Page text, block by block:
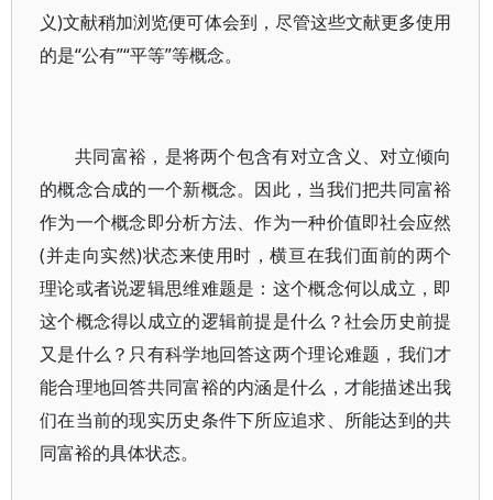
义)文献稍加浏览便可体会到，尽管这些文献更多使用
的是“公有”“平等”等概念。
共同富裕，是将两个包含有对立含义、对立倾向
的概念合成的一个新概念。因此，当我们把共同富裕
作为一个概念即分析方法、作为一种价值即社会应然
(并走向实然)状态来使用时，横亘在我们面前的两个
理论或者说逻辑思维难题是：这个概念何以成立，即
这个概念得以成立的逻辑前提是什么？社会历史前提
又是什么？只有科学地回答这两个理论难题，我们才
能合理地回答共同富裕的内涵是什么，才能描述出我
们在当前的现实历史条件下所应追求、所能达到的共
同富裕的具体状态。